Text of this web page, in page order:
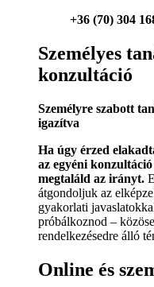
+36 (70) 304
Személyes
konzultáció
Személyre szabott
igazítva
Ha úgy érzed
az egyéni
megtaláld az irányt.
átgondoljuk az
gyakorlati
próbálkoznod –
rendelkezésedre álló
Online és